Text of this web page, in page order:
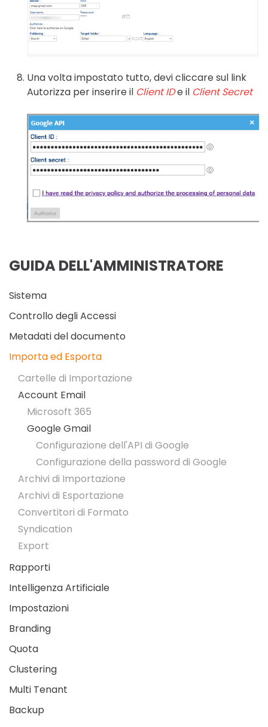
Una volta impostato tutto, devi cliccare sul link
Autorizza per inserire il Client IDe il Client Secret
GUIDA DELL'AMMINISTRATORE
Sistema
Controllo degli Accessi
Metadati del documento
Importa ed Esporta
Cartelle di Importazione
Account Email
Microsoft 365
Google Gmail
Configurazione dell'API di Google
Configurazione della password di Google
Archivi di Importazione
Archivi di Esportazione
Convertitori di Formato
Syndication
Export
Rapporti
Intelligenza Artificiale
Impostazioni
Branding
Quota
Clustering
Multi Tenant
Backup